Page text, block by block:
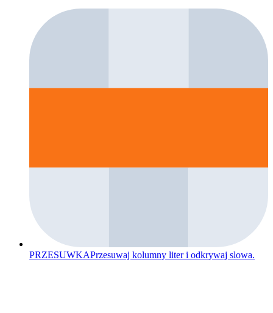
PRZESUWKAPrzesuwaj kolumny liter i odkrywaj slowa.